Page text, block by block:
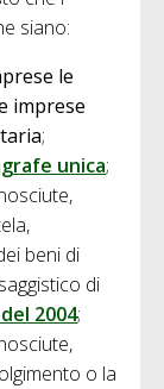
siano:
le
imprese
;
unica;
beni di
di
2004;
o la